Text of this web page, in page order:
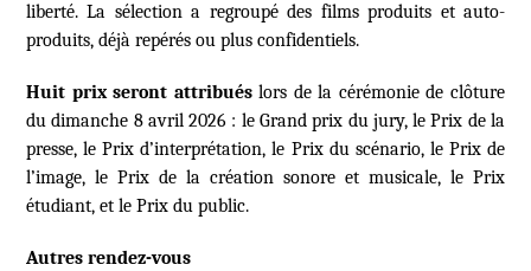
liberté. La sélection a regroupé des films produits et auto-
produits, déjà repérés ou plus confidentiels.
Huit prix seront attribuéslors de la cérémonie de clôture
du dimanche 8 avril 2026 : le Grand prix du jury, le Prix de la
presse, le Prix d’interprétation, le Prix du scénario, le Prix de
l’image, le Prix de la création sonore et musicale, le Prix
étudiant, et le Prix du public.
Autres rendez-vous